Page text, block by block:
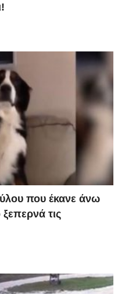
που έκανε άνω
ξεπερνά τις